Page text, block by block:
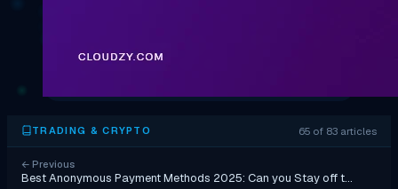
TRADING & CRYPTO 65 of 83 articles
← Previous
Best Anonymous Payment Methods 2025: Can you Stay off t…